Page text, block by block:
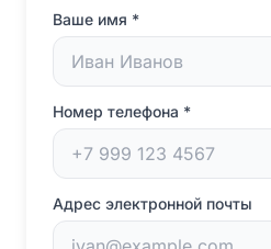
Ваше имя *
Номер телефона *
Адрес электронной почты